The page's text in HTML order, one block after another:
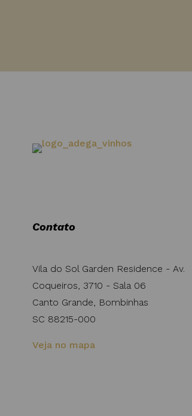
Contato
Vila do Sol Garden Residence - Av.
Coqueiros, 3710 - Sala 06
Canto Grande, Bombinhas
SC 88215-000
Veja no mapa